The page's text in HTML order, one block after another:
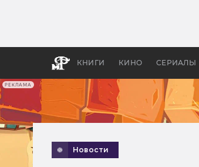
РЕКЛАМА
КНИГИ КИНО СЕРИАЛЫ
Новости